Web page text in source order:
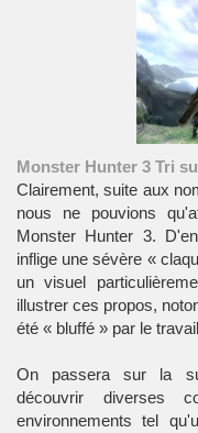
Monster Hunter 3 Tri
Clairement, suite aux
nous ne pouvions
Monster Hunter 3.
inflige une sévère «
un visuel
illustrer ces propos,
été « bluffé » par le
On passera sur la
découvrir diverses
environnements tel